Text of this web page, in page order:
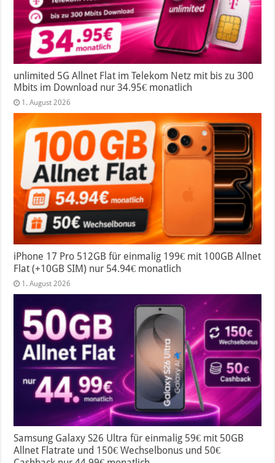
unlimited 5G Allnet Flat im Telekom Netz mit bis zu 300
Mbits im Download nur 34.95€ monatlich
1. August 2026
iPhone 17 Pro 512GB für einmalig 199€ mit 100GB Allnet
Flat (+10GB SIM) nur 54.94€ monatlich
1. August 2026
Samsung Galaxy S26 Ultra für einmalig 59€ mit 50GB
Allnet Flatrate und 150€ Wechselbonus und 50€